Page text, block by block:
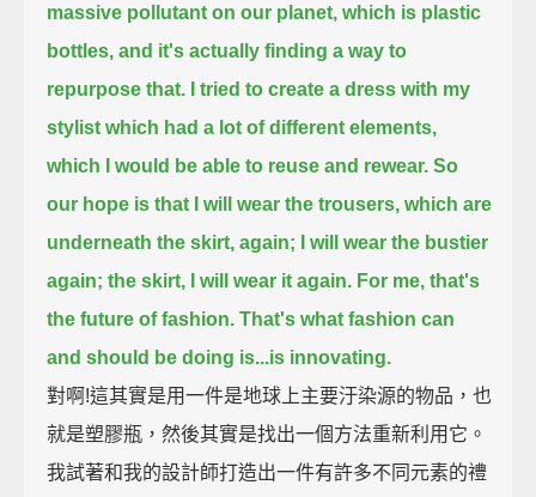
massive pollutant on our planet, which is plastic
bottles, and it's actually finding a way to
repurpose that.
I tried to create a dress with my
stylist which had a lot of different elements,
which I would be able to reuse and rewear. So
our hope is that I will wear the trousers, which are
underneath the skirt, again;
I will wear the bustier
again; the skirt, I will wear it again. For me, that's
the future of fashion. That's what fashion can
and should be doing is...is innovating.
對啊!這其實是用一件是地球上主要汙染源的物品，也
就是塑膠瓶，然後其實是找出一個方法重新利用它。
我試著和我的設計師打造出一件有許多不同元素的禮